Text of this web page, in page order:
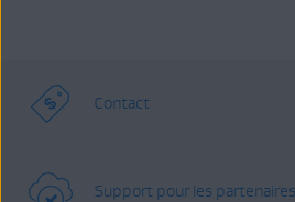
Contact
Support pour les partenaires